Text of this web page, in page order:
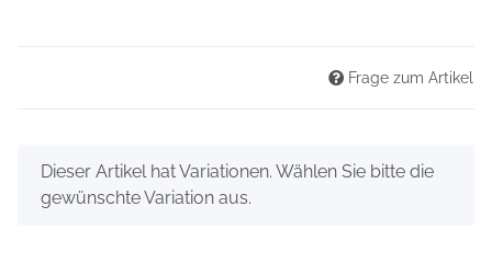
Frage zum Artikel
x
Dieser Artikel hat Variationen. Wählen Sie bitte die
gewünschte Variation aus.